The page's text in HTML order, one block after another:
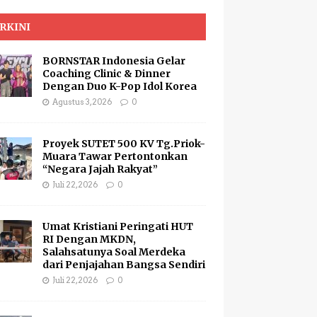
BORNSTAR Indonesia Gelar
Coaching Clinic & Dinner
Dengan Duo K-Pop Idol Korea
Agustus 3, 2026 0
Proyek SUTET 500 KV Tg.Priok-
Muara Tawar Pertontonkan
“Negara Jajah Rakyat”
Juli 22, 2026 0
Umat Kristiani Peringati HUT
RI Dengan MKDN,
Salahsatunya Soal Merdeka
dari Penjajahan Bangsa Sendiri
Juli 22, 2026 0